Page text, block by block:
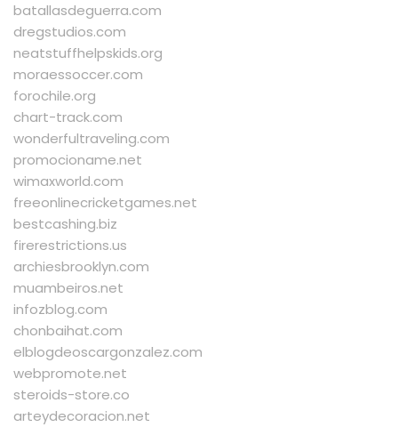
batallasdeguerra.com
dregstudios.com
neatstuffhelpskids.org
moraessoccer.com
forochile.org
chart-track.com
wonderfultraveling.com
promocioname.net
wimaxworld.com
freeonlinecricketgames.net
bestcashing.biz
firerestrictions.us
archiesbrooklyn.com
muambeiros.net
infozblog.com
chonbaihat.com
elblogdeoscargonzalez.com
webpromote.net
steroids-store.co
arteydecoracion.net